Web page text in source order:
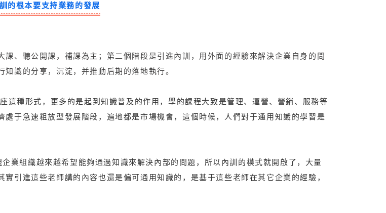
的根本要支持業務的發展
、聽公開課，補課為主；第二個階段是引進內訓，用外面的經驗來解決企業自身的問
識的分享，沉淀，并推動后期的落地執行。
這種形式，更多的是起到知識普及的作用，學的課程大致是管理、運營、營銷、服務等
于急速粗放型發展階段，遍地都是市場機會，這個時候，人們對于通用知識的學習是
業組織越來越希望能夠通過知識來解決內部的問題，所以內訓的模式就開啟了，大量
引進這些老師講的內容也還是偏可通用知識的，是基于這些老師在其它企業的經驗，